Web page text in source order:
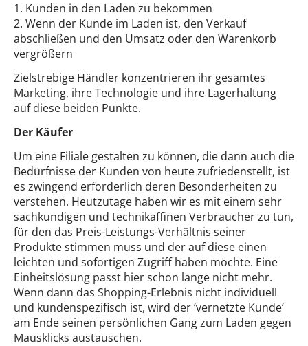
1. Kunden in den Laden zu bekommen
2. Wenn der Kunde im Laden ist, den Verkauf
abschließen und den Umsatz oder den Warenkorb
vergrößern
Zielstrebige Händler konzentrieren ihr gesamtes
Marketing, ihre Technologie und ihre Lagerhaltung
auf diese beiden Punkte.
Der Käufer
Um eine Filiale gestalten zu können, die dann auch die
Bedürfnisse der Kunden von heute zufriedenstellt, ist
es zwingend erforderlich deren Besonderheiten zu
verstehen. Heutzutage haben wir es mit einem sehr
sachkundigen und technikaffinen Verbraucher zu tun,
für den das Preis-Leistungs-Verhältnis seiner
Produkte stimmen muss und der auf diese einen
leichten und sofortigen Zugriff haben möchte. Eine
Einheitslösung passt hier schon lange nicht mehr.
Wenn dann das Shopping-Erlebnis nicht individuell
und kundenspezifisch ist, wird der ’vernetzte Kunde’
am Ende seinen persönlichen Gang zum Laden gegen
Mausklicks austauschen.